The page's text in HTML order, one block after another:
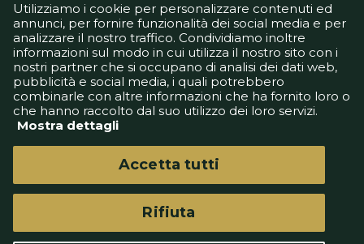
Informativa Privacy
Informativa Cookie
Tech App
Gestione preferenze
support@goldbetlive.it
GoldBetlive è un sito di GBO Italy Spa
Utilizziamo i cookie per personalizzare contenuti ed
annunci, per fornire funzionalità dei social media e per
analizzare il nostro traffico. Condividiamo inoltre
informazioni sul modo in cui utilizza il nostro sito con i
nostri partner che si occupano di analisi dei dati web,
pubblicità e social media, i quali potrebbero
combinarle con altre informazioni che ha fornito loro o
che hanno raccolto dal suo utilizzo dei loro servizi.
Mostra dettagli
Rifiuta
Accetta tutti